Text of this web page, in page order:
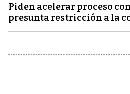
Piden acelerar proceso
presunta restricción a la